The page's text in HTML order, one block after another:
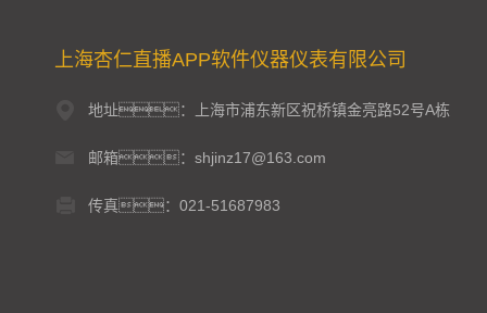
上海杏仁直播APP软件仪器仪表有限公司
地址：上海市浦东新区祝桥镇金亮路52号A栋
邮箱：shjinz17@163.com
传真：021-51687983